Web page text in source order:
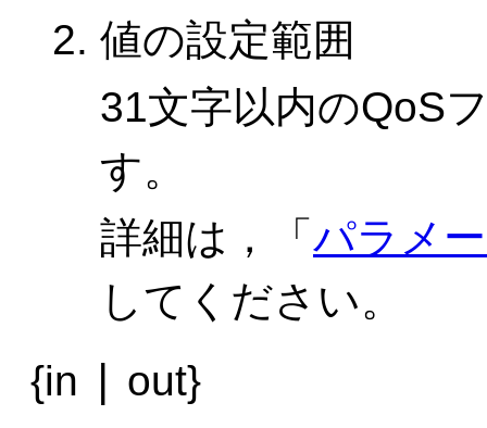
値の設定範囲
31文字以内のQoS
す。
詳細は，「 パラメ
してください。
{in
out}